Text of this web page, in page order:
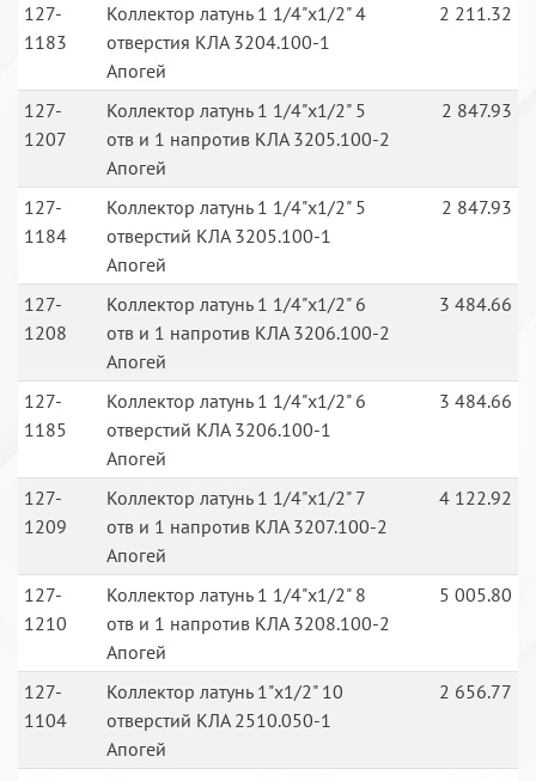
127-
1183
Коллектор латунь 1 1/4"х1/2" 4
отверстия КЛА 3204.100-1
Апогей
2 211.32
127-
1207
Коллектор латунь 1 1/4"х1/2" 5
отв и 1 напротив КЛА 3205.100-2
Апогей
2 847.93
127-
1184
Коллектор латунь 1 1/4"х1/2" 5
отверстий КЛА 3205.100-1
Апогей
2 847.93
127-
1208
Коллектор латунь 1 1/4"х1/2" 6
отв и 1 напротив КЛА 3206.100-2
Апогей
3 484.66
127-
1185
Коллектор латунь 1 1/4"х1/2" 6
отверстий КЛА 3206.100-1
Апогей
3 484.66
127-
1209
Коллектор латунь 1 1/4"х1/2" 7
отв и 1 напротив КЛА 3207.100-2
Апогей
4 122.92
127-
1210
Коллектор латунь 1 1/4"х1/2" 8
отв и 1 напротив КЛА 3208.100-2
Апогей
5 005.80
127-
1104
Коллектор латунь 1"х1/2" 10
отверстий КЛА 2510.050-1
Апогей
2 656.77